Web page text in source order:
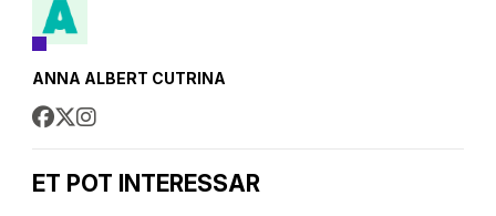
ANNA ALBERT CUTRINA
ET POT INTERESSAR